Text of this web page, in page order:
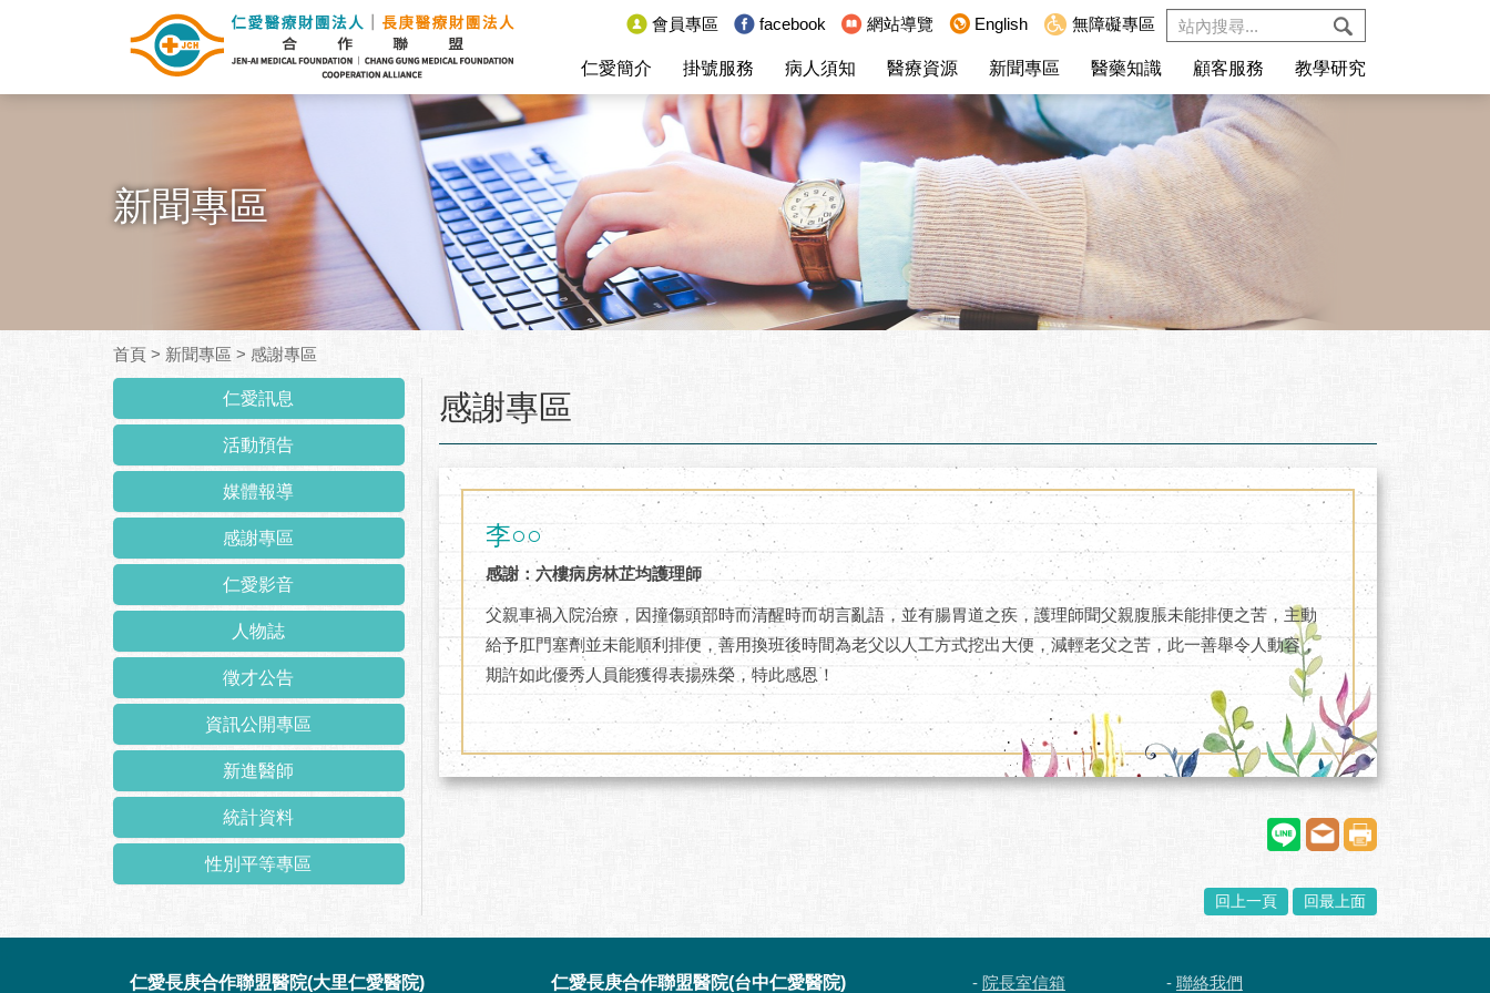
仁愛簡介 掛號服務 病人須知 醫療資源 新聞專區 醫藥知識 顧客服務 教學研究
會員專區 facebook 網站導覽 English 無障礙專區
新聞專區
首頁 > 新聞專區 > 感謝專區
仁愛訊息
活動預告
媒體報導
感謝專區
仁愛影音
人物誌
徵才公告
資訊公開專區
新進醫師
統計資料
性別平等專區
感謝專區
李○○
感謝：六樓病房林芷均護理師
父親車禍入院治療，因撞傷頭部時而清醒時而胡言亂語，並有腸胃道之疾，護理師聞父親腹脹未能排便之苦，主動
給予肛門塞劑並未能順利排便，善用換班後時間為老父以人工方式挖出大便，減輕老父之苦，此一善舉令人動容，
期許如此優秀人員能獲得表揚殊榮，特此感恩！
回上一頁 回最上面
仁愛長庚合作聯盟醫院(大里仁愛醫院)
仁愛長庚合作聯盟醫院(台中仁愛醫院) - 院長室信箱 - 聯絡我們